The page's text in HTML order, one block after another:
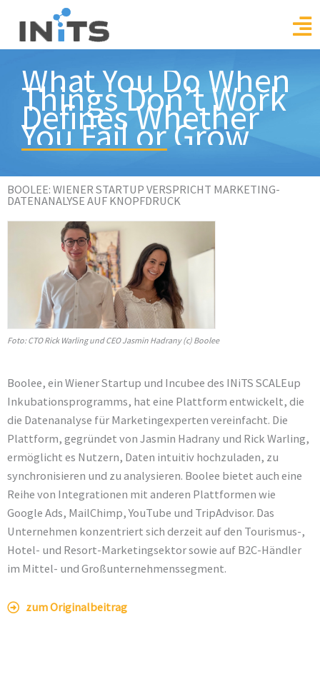
content
What You Do When
Things Don’t Work
Defines Whether
You Fail or Grow
BOOLEE: WIENER STARTUP VERSPRICHT MARKETING-
DATENANALYSE AUF KNOPFDRUCK
Foto: CTO Rick Warling und CEO Jasmin Hadrany (c) Boolee
Boolee, ein Wiener Startup und Incubee des INiTS SCALEup
Inkubationsprogramms, hat eine Plattform entwickelt, die
die Datenanalyse für Marketingexperten vereinfacht. Die
Plattform, gegründet von Jasmin Hadrany und Rick Warling,
ermöglicht es Nutzern, Daten intuitiv hochzuladen, zu
synchronisieren und zu analysieren. Boolee bietet auch eine
Reihe von Integrationen mit anderen Plattformen wie
Google Ads, MailChimp, YouTube und TripAdvisor. Das
Unternehmen konzentriert sich derzeit auf den Tourismus-,
Hotel- und Resort-Marketingsektor sowie auf B2C-Händler
im Mittel- und Großunternehmenssegment.
zum Originalbeitrag